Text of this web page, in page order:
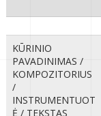
KŪRINIO
PAVADINIMAS /
KOMPOZITORIUS
/
INSTRUMENTUOT
Ė / TEKSTAS